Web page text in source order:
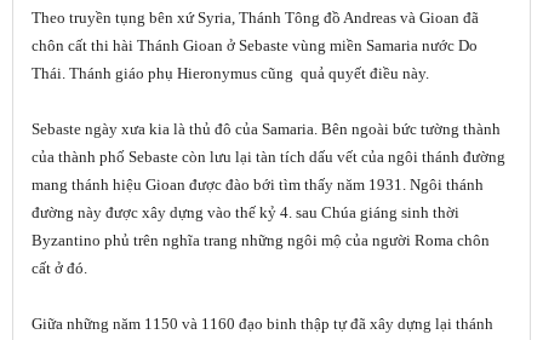
Theo truyền tụng bên xứ Syria, Thánh Tông đồ Andreas và Gioan đã
chôn cất thi hài Thánh Gioan ở Sebaste vùng miền Samaria nước Do
Thái. Thánh giáo phụ Hieronymus cũng quả quyết điều này.
Sebaste ngày xưa kia là thủ đô của Samaria. Bên ngoài bức tường thành
của thành phố Sebaste còn lưu lại tàn tích dấu vết của ngôi thánh đường
mang thánh hiệu Gioan được đào bới tìm thấy năm 1931. Ngôi thánh
đường này được xây dựng vào thế kỷ 4. sau Chúa giáng sinh thời
Byzantino phủ trên nghĩa trang những ngôi mộ của người Roma chôn
cất ở đó.
Giữa những năm 1150 và 1160 đạo binh thập tự đã xây dựng lại thánh